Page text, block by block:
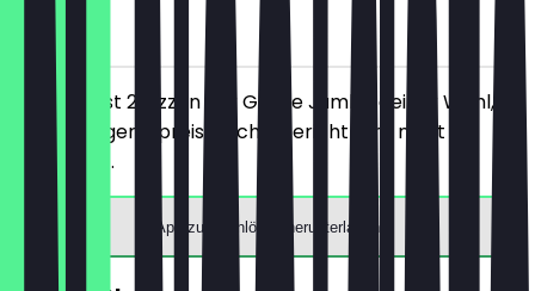
vor Ort
Du bestellst 2 Pizzen der Größe Jumbo deiner Wahl,
das günstigere/preisgleiche Gericht wird nicht
berechnet.
App zum Einlösen herunterladen